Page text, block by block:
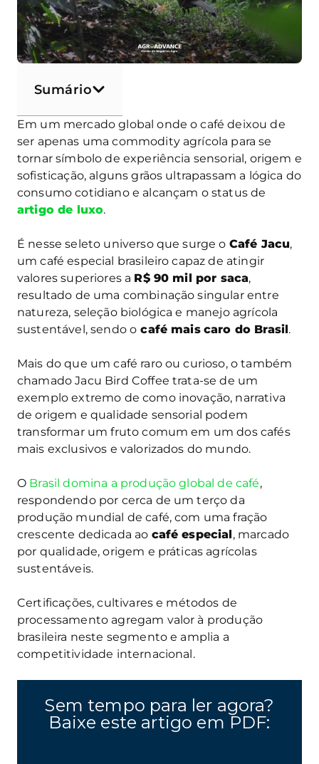
Sumário
Em um mercado global onde o café deixou de
ser apenas uma commodity agrícola para se
tornar símbolo de experiência sensorial, origem e
sofisticação, alguns grãos ultrapassam a lógica do
consumo cotidiano e alcançam o status de
artigo de luxo.
É nesse seleto universo que surge o Café Jacu,
um café especial brasileiro capaz de atingir
valores superiores a R$ 90 mil por saca,
resultado de uma combinação singular entre
natureza, seleção biológica e manejo agrícola
sustentável, sendo o café mais caro do Brasil.
Mais do que um café raro ou curioso, o também
chamado Jacu Bird Coffee trata-se de um
exemplo extremo de como inovação, narrativa
de origem e qualidade sensorial podem
transformar um fruto comum em um dos cafés
mais exclusivos e valorizados do mundo.
O Brasil domina a produção global de café,
respondendo por cerca de um terço da
produção mundial de café, com uma fração
crescente dedicada ao café especial, marcado
por qualidade, origem e práticas agrícolas
sustentáveis.
Certificações, cultivares e métodos de
processamento agregam valor à produção
brasileira neste segmento e amplia a
competitividade internacional.
Sem tempo para ler agora?
Baixe este artigo em PDF: